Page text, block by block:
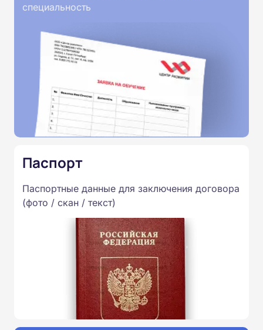
специальность
Паспорт
Паспортные данные для заключения договора
(фото / скан / текст)